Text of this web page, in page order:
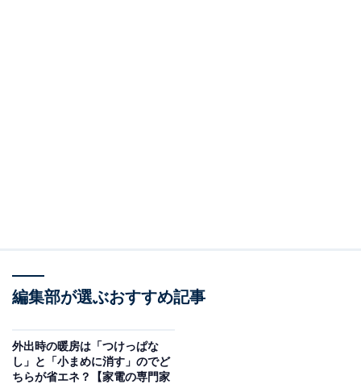
編集部が選ぶおすすめ記事
外出時の暖房は「つけっぱな
し」と「小まめに消す」のでど
ちらが省エネ？【家電の専門家